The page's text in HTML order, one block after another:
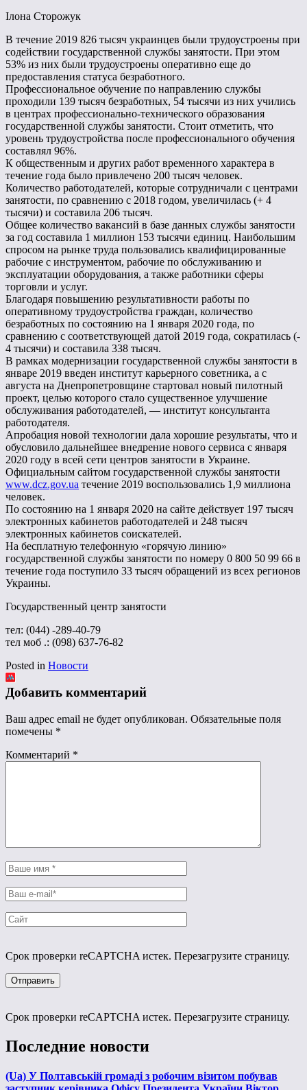
Ілона Сторожук
В течение 2019 826 тысяч украинцев были трудоустроены при
содействии государственной службы занятости. При этом
53% из них были трудоустроены оперативно еще до
предоставления статуса безработного.
Профессиональное обучение по направлению службы
проходили 139 тысяч безработных, 54 тысячи из них учились
в центрах профессионально-технического образования
государственной службы занятости. Стоит отметить, что
уровень трудоустройства после профессионального обучения
составлял 96%.
К общественным и других работ временного характера в
течение года было привлечено 200 тысяч человек.
Количество работодателей, которые сотрудничали с центрами
занятости, по сравнению с 2018 годом, увеличилась (+ 4
тысячи) и составила 206 тысяч.
Общее количество вакансий в базе данных службы занятости
за год составила 1 миллион 153 тысячи единиц. Наибольшим
спросом на рынке труда пользовались квалифицированные
рабочие с инструментом, рабочие по обслуживанию и
эксплуатации оборудования, а также работники сферы
торговли и услуг.
Благодаря повышению результативности работы по
оперативному трудоустройства граждан, количество
безработных по состоянию на 1 января 2020 года, по
сравнению с соответствующей датой 2019 года, сократилась (-
4 тысячи) и составила 338 тысяч.
В рамках модернизации государственной службы занятости в
январе 2019 введен институт карьерного советника, а с
августа на Днепропетровщине стартовал новый пилотный
проект, целью которого стало существенное улучшение
обслуживания работодателей, — институт консультанта
работодателя.
Апробация новой технологии дала хорошие результаты, что и
обусловило дальнейшее внедрение нового сервиса с января
2020 году в всей сети центров занятости в Украине.
Официальным сайтом государственной службы занятости
www.dcz.gov.ua течение 2019 воспользовались 1,9 миллиона
человек.
По состоянию на 1 января 2020 на сайте действует 197 тысяч
электронных кабинетов работодателей и 248 тысяч
электронных кабинетов соискателей.
На бесплатную телефонную «горячую линию»
государственной службы занятости по номеру 0 800 50 99 66 в
течение года поступило 33 тысяч обращений из всех регионов
Украины.
Государственный центр занятости
тел: (044) -289-40-79
тел моб .: (098) 637-76-82
Posted in Новости
Добавить комментарий
Ваш адрес email не будет опубликован. Обязательные поля
помечены *
Комментарий *
Срок проверки reCAPTCHA истек. Перезагрузите страницу.
Срок проверки reCAPTCHA истек. Перезагрузите страницу.
Последние новости
(Ua) У Полтавській громаді з робочим візитом побував